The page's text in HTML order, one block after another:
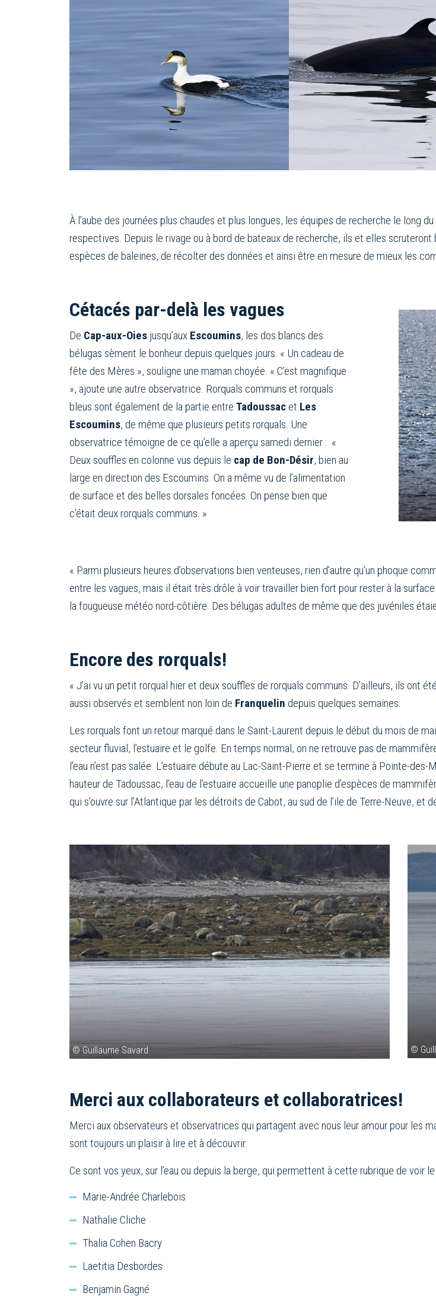
À l’aube des journées plus chaudes et plus longues, les équipes de recherche le long
respectives. Depuis le rivage ou à bord de bateaux de recherche, ils et elles
espèces de baleines, de récolter des données et ainsi être en mesure de mieux les
Cétacés par-delà les vagues
De Cap-aux-Oies jusqu’aux Escoumins, les dos blancs des
bélugas sèment le bonheur depuis quelques jours. « Un cadeau de
fête des Mères », souligne une maman choyée. « C’est magnifique
», ajoute une autre observatrice. Rorquals communs et rorquals
bleus sont également de la partie entre Tadoussac et Les
Escoumins, de même que plusieurs petits rorquals. Une
observatrice témoigne de ce qu’elle a aperçu samedi dernier : «
Deux souffles en colonne vus depuis le cap de Bon-Désir, bien au
large en direction des Escoumins. On a même vu de l’alimentation
de surface et des belles dorsales foncées. On pense bien que
c’était deux rorquals communs. »
« Parmi plusieurs heures d’observations bien venteuses, rien d’autre qu’un phoque
entre les vagues, mais il était très drôle à voir travailler bien fort pour rester à la
la fougueuse météo nord-côtière. Des bélugas adultes de même que des juvéniles
Encore des rorquals!
« J’ai vu un petit rorqual hier et deux souffles de rorquals communs. D’ailleurs, ils ont
aussi observés et semblent non loin de Franquelin depuis quelques semaines.
Les rorquals font un retour marqué dans le Saint-Laurent depuis le début du mois de
secteur fluvial, l’estuaire et le golfe. En temps normal, on ne retrouve pas de
l’eau n’est pas salée. L’estuaire débute au Lac-Saint-Pierre et se termine à Pointe-
hauteur de Tadoussac, l’eau de l’estuaire accueille une panoplie d’espèces de
qui s’ouvre sur l’Atlantique par les détroits de Cabot, au sud de l’ile de Terre-Neuve, et
© Guillaume Savard ©
Merci aux collaborateurs et collaboratrices!
Merci aux observateurs et observatrices qui partagent avec nous leur amour pour les
sont toujours un plaisir à lire et à découvrir.
Ce sont vos yeux, sur l’eau ou depuis la berge, qui permettent à cette rubrique de voir le
Marie-Andrée Charlebois
Nathalie Cliche
Thalia Cohen Bacry
Laetitia Desbordes
Benjamin Gagné